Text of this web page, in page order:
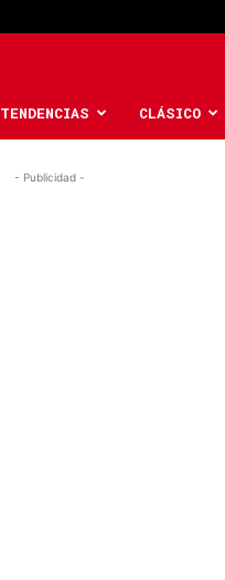
TENDENCIAS CLÁSICO
- Publicidad -